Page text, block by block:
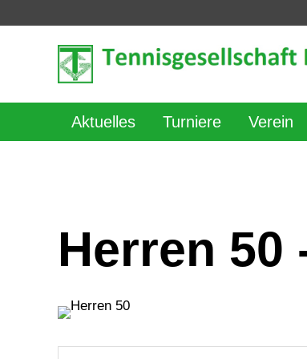
Aktuelles Turniere Verein
Herren 50